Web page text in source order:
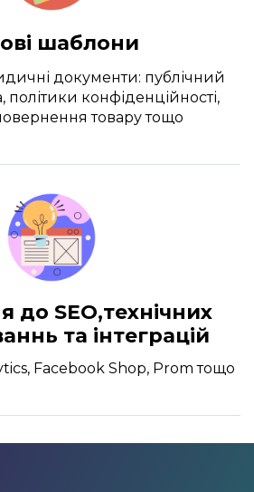
шаблони
документи: публічний
політики конфіденційності,
товару тощо
до SEO,технічних
та інтеграцій
Facebook Shop, Prom тощо